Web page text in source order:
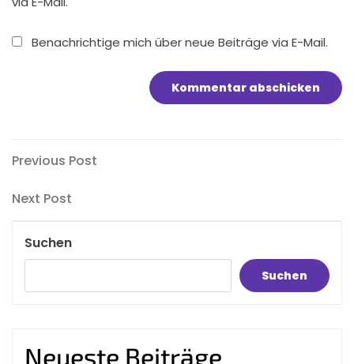
Benachrichtige mich über neue Beiträge via E-Mail.
Beitragsnavigation
Previous
Previous Post
Next
Next Post
Suchen
Suchen
Neueste Beiträge